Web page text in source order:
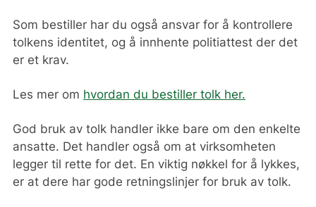
Som bestiller har du også ansvar for å kontrollere
tolkens identitet, og å innhente politiattest der det
er et krav.
Les mer om hvordan du bestiller tolk her.
God bruk av tolk handler ikke bare om den enkelte
ansatte. Det handler også om at virksomheten
legger til rette for det. En viktig nøkkel for å lykkes,
er at dere har gode retningslinjer for bruk av tolk.